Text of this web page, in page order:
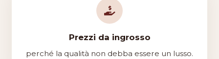
Prezzi da ingrosso
perché la qualità non debba essere un lusso.